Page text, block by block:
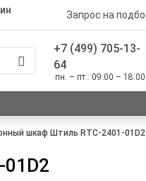
Запрос на
+7 (499) 705-13-
64
пн. – пт.: 09:00 – 18:00
шкаф Штиль RTC-2401-01D2